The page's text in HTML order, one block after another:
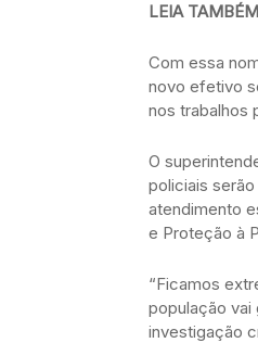
LEIA
Com essa
novo efetivo
nos trabalhos
O
policiais
atendimento
e Proteção à
“Ficamos
população vai
investigação